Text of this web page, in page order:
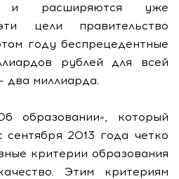
и расширяются уже
цели правительство
году беспрецедентные
рублей для всей
два миллиарда.
образовании», который
сентября 2013 года четко
критерии образования
Этим критериям